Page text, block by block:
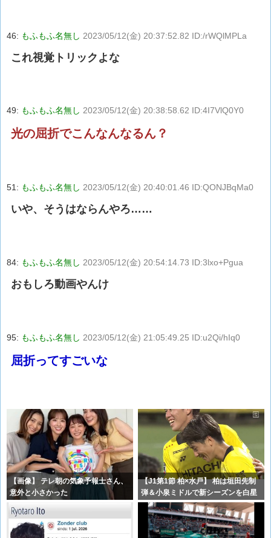
46: もふもふ名無し 2023/05/12(金) 20:37:52.82 ID:/rWQlMPLa
これ視覚トリックよな
49: もふもふ名無し 2023/05/12(金) 20:38:58.62 ID:4I7VlQ0Y0
光の屈折でこんなんなるん？
51: もふもふ名無し 2023/05/12(金) 20:40:01.46 ID:QONJBqMa0
いや、そうはならんやろ……
84: もふもふ名無し 2023/05/12(金) 20:54:14.73 ID:3lxo+Pgua
おもしろ動画やんけ
95: もふもふ名無し 2023/05/12(金) 21:05:49.25 ID:u2Qi/hIq0
屈折ってすごいな
【画像】 テレ朝の気象予報士さん、
意外と小さかった
【J1第1節 柏×水戸】 柏は垣田先制
弾＆小泉ミドルで新シーズンを白星
ス